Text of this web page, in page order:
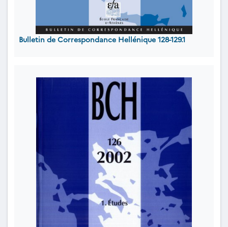
Bulletin de Correspondance Hellénique 128-129.1